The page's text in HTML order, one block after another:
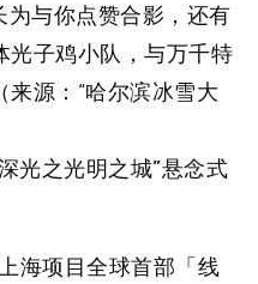
与你点赞合影，还有
光子鸡小队，与万千特
源：“哈尔滨冰雪大
光之光明之城”悬念式
海项目全球首部「线